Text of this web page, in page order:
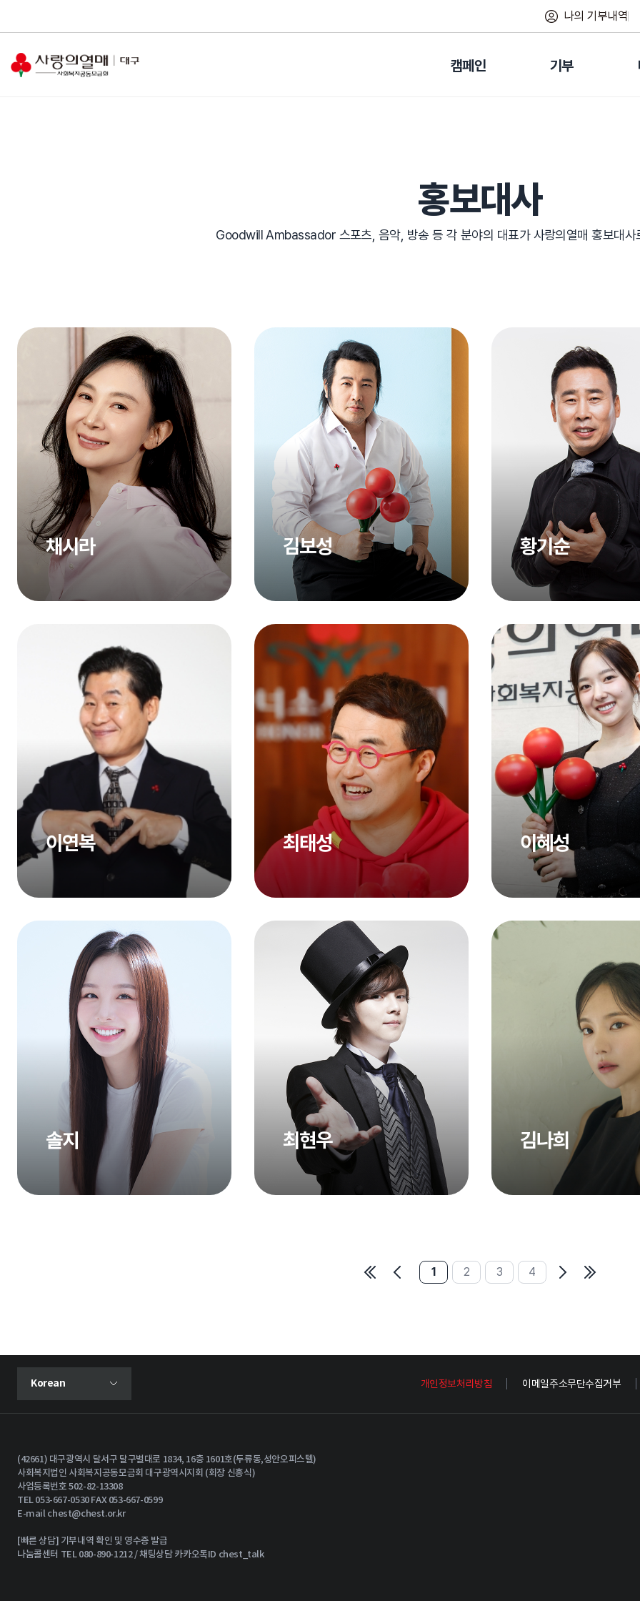
나의 기부내역
캠페인 기부
홍보대사
Goodwill Ambassador 스포츠, 음악, 방송 등 각 분야의 대표가 사랑의열매 홍보대사
채시라 김보성 황기순
이연복 최태성 이혜성
솔지 최현우 김나희
1 2 3 4
언어 선택 메뉴 열기
현재 선택된 언어
Korean 개인정보처리방침 이메일주소무단수집거부
(42661) 대구광역시 달서구 달구벌대로 1834, 16층 1601호(두류동,성안오피스텔)
사회복지법인 사회복지공동모금회 대구광역시지회 (회장 신홍식)
사업등록번호 502-82-13308
TEL 053-667-0530 FAX 053-667-0599
E-mailchest@chest.or.kr
[빠른 상담] 기부내역 확인 및 영수증 발급
나눔콜센터 TEL 080-890-1212 / 채팅상담 카카오톡ID chest_talk